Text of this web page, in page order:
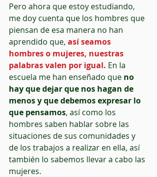
Pero ahora que estoy estudiando,
me doy cuenta que los hombres que
piensan de esa manera no han
aprendido que, así seamos
hombres o mujeres, nuestras
palabras valen por igual. En la
escuela me han enseñado que no
hay que dejar que nos hagan de
menos y que debemos expresar lo
que pensamos, así como los
hombres saben hablar sobre las
situaciones de sus comunidades y
de los trabajos a realizar en ella, así
también lo sabemos llevar a cabo las
mujeres.